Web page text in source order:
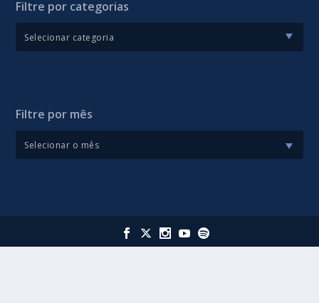
Filtre por categorias
Filtre por mês